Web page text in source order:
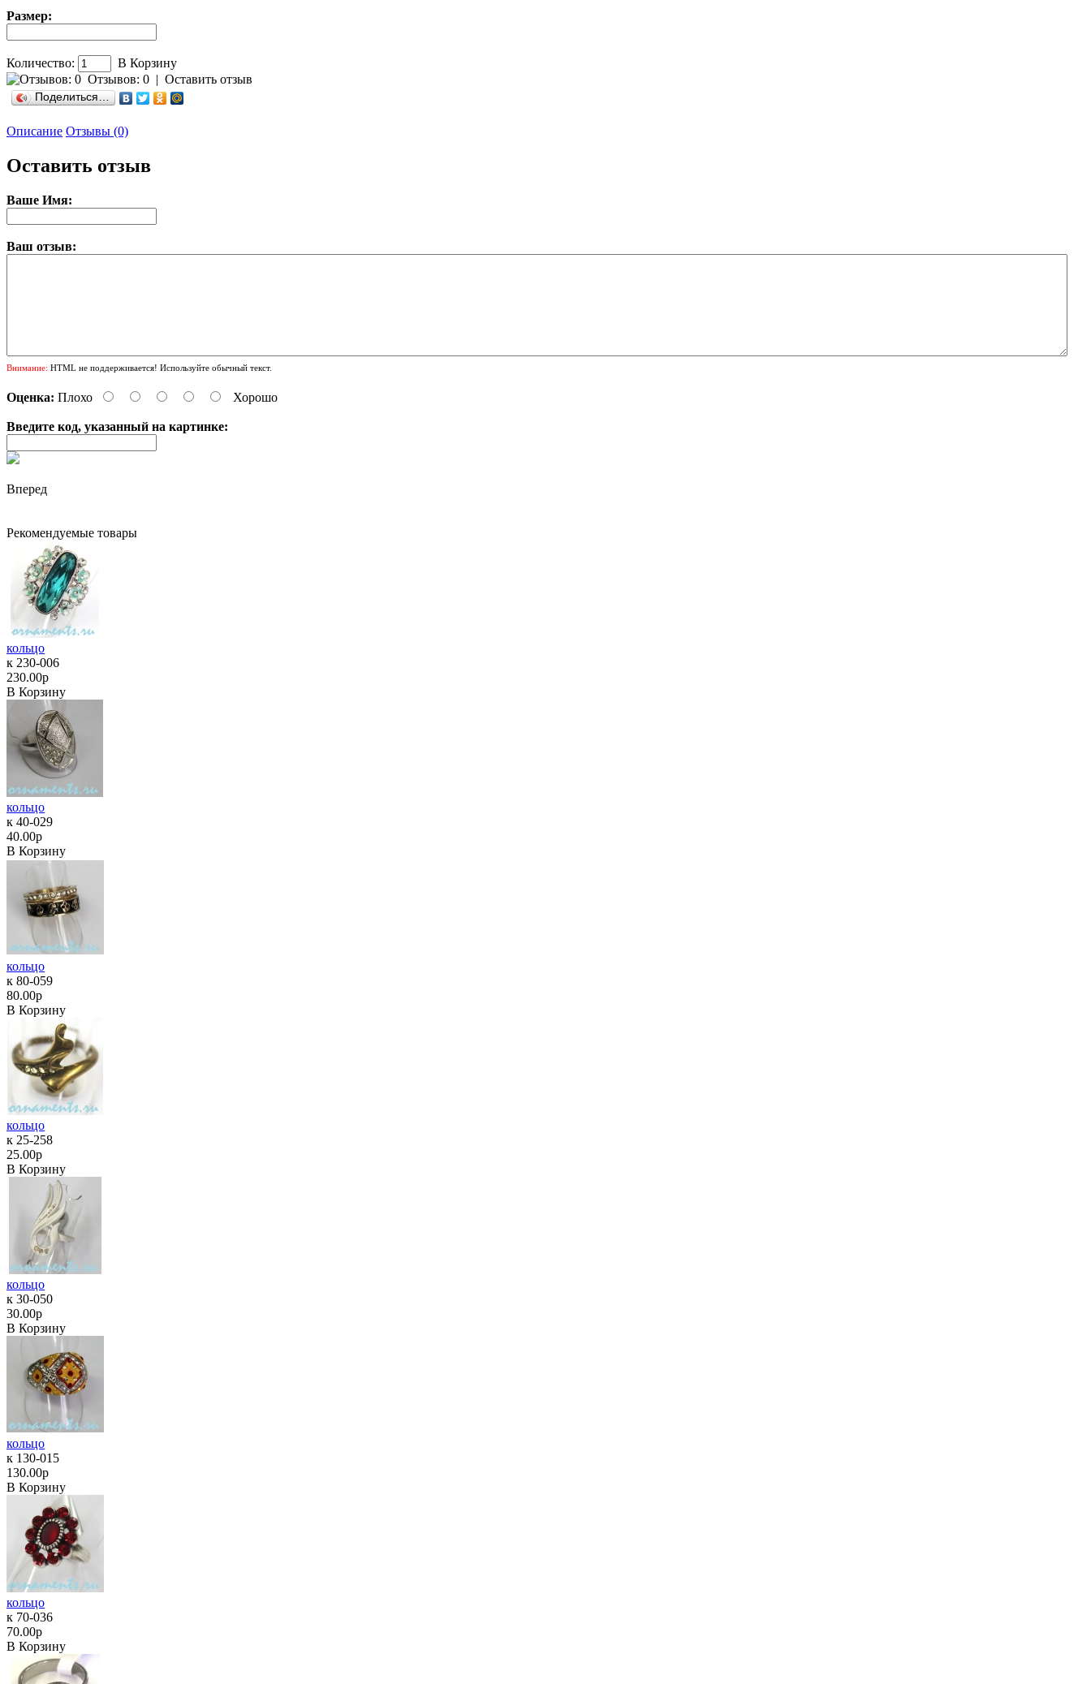
Размер:
Количество:
В Корзину
Отзывов: 0 | Оставить отзыв
Поделиться…
Описание Отзывы (0)
Оставить отзыв
Ваше Имя:
Ваш отзыв:
Внимание: HTML не поддерживается! Используйте обычный текст.
Оценка: Плохо Хорошо
Введите код, указанный на картинке:
Вперед
Рекомендуемые товары
кольцо
к 230-006
230.00р
В Корзину
кольцо
к 40-029
40.00р
В Корзину
кольцо
к 80-059
80.00р
В Корзину
кольцо
к 25-258
25.00р
В Корзину
кольцо
к 30-050
30.00р
В Корзину
кольцо
к 130-015
130.00р
В Корзину
кольцо
к 70-036
70.00р
В Корзину